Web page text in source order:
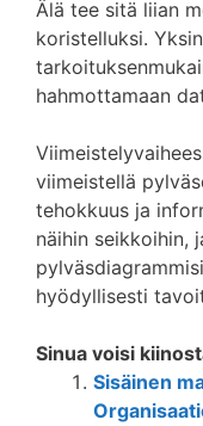
Älä tee sitä liian
koristelluksi.
hahmottamaan
viimeistellä
tehokkuus ja
näihin seikkoihin,
hyödyllisesti
Sinua voisi
Sisäinen